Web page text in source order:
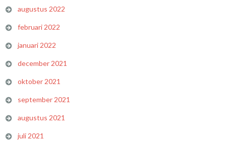
augustus 2022
februari 2022
januari 2022
december 2021
oktober 2021
september 2021
augustus 2021
juli 2021